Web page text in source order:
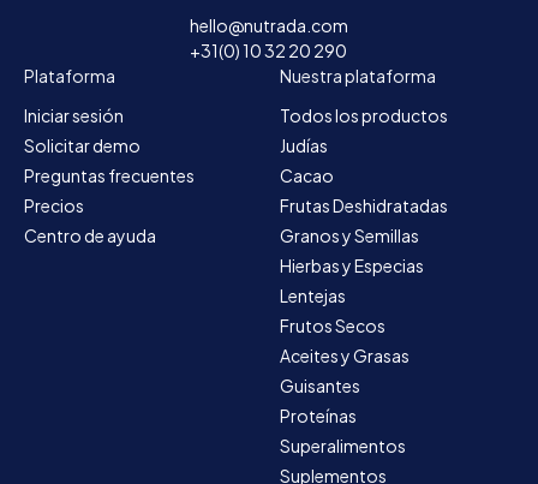
hello@nutrada.com
+31(0) 10 32 20 290
Plataforma
Iniciar sesión
Solicitar demo
Preguntas frecuentes
Precios
Centro de ayuda
Nuestra plataforma
Todos los productos
Judías
Cacao
Frutas Deshidratadas
Granos y Semillas
Hierbas y Especias
Lentejas
Frutos Secos
Aceites y Grasas
Guisantes
Proteínas
Superalimentos
Suplementos